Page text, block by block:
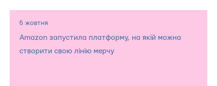
6 жовтня
Amazon запустила платформу, на якій можна
створити свою лінію мерчу